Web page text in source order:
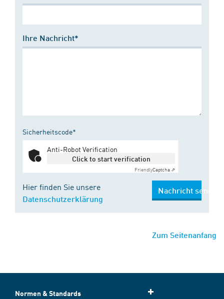
Ihre Nachricht*
Sicherheitscode*
Anti-Robot Verification
Click to start verification
FriendlyCaptcha ⇗
Hier finden Sie unsere
Datenschutzerklärung
Nachricht senden
Zum Seitenanfang
Normen & Standards